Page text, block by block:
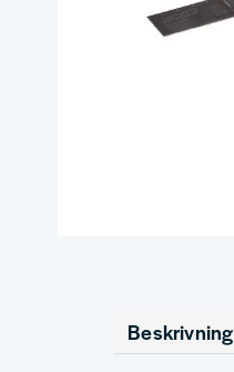
Beskrivning